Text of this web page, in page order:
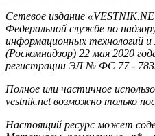
Сетевое издание
Федеральной службе по
информационных технологий и
(Роскомнадзор) 22 мая 2020
регистрации ЭЛ № ФС 77 -
Полное или частичное
vestnik.net возможно только
Настоящий ресурс может